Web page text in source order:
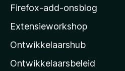
z
l
l
a
Firefox-add-onsblog
Extensieworkshop
Ontwikkelaarshub
Ontwikkelaarsbeleid